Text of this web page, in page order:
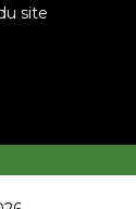
site